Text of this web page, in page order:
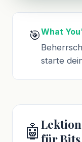
🎯What
starte
🤖 für